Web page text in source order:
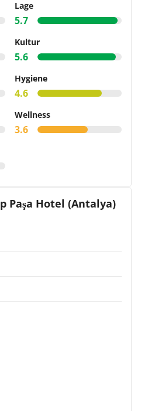
Lage
5.7
Kultur
5.6
Hygiene
4.6
Wellness
3.6
Paşa Hotel (Antalya)